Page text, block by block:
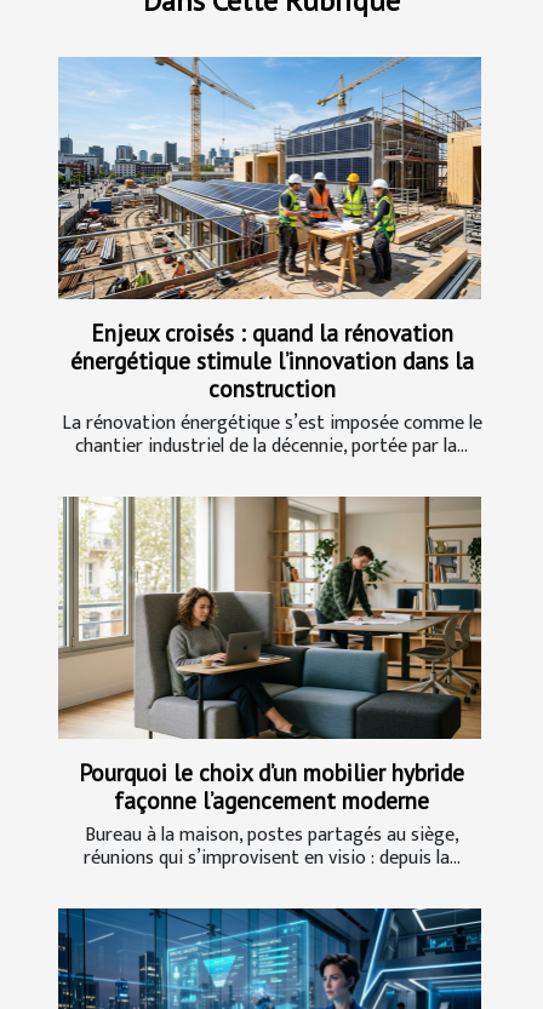
Enjeux croisés : quand la rénovation
énergétique stimule l’innovation dans la
construction
La rénovation énergétique s’est imposée comme le
chantier industriel de la décennie, portée par la...
Pourquoi le choix d’un mobilier hybride
façonne l’agencement moderne
Bureau à la maison, postes partagés au siège,
réunions qui s’improvisent en visio : depuis la...